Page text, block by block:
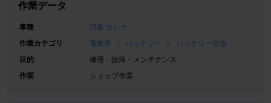
作業データ
車種
日産 セレナ
作業カテゴリ
電装系 バッテリー
バッテリー交換
目的
修理・故障・メンテナンス
作業
ショップ作業